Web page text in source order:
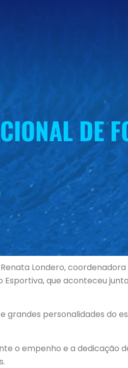
DE
Londero, coordenadora
que aconteceu
grandes personalidades do
o empenho e a dedicação